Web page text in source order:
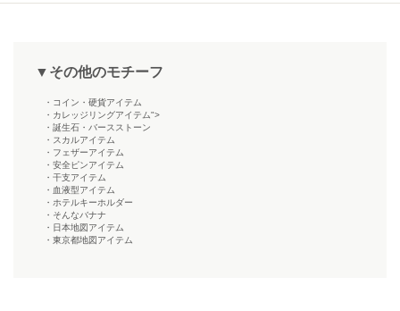
▼その他のモチーフ
・コイン・硬貨アイテム
・カレッジリングアイテム">
・誕生石・バースストーン
・スカルアイテム
・フェザーアイテム
・安全ピンアイテム
・干支アイテム
・血液型アイテム
・ホテルキーホルダー
・そんなバナナ
・日本地図アイテム
・東京都地図アイテム